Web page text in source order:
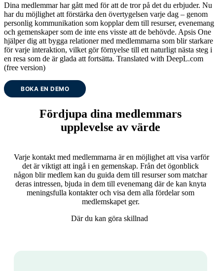
Dina medlemmar har gått med för att de tror på det du erbjuder. Nu
har du möjlighet att förstärka den övertygelsen varje dag – genom
personlig kommunikation som kopplar dem till resurser, evenemang
och gemenskaper som de inte ens visste att de behövde. Apsis One
hjälper dig att bygga relationer med medlemmarna som blir starkare
för varje interaktion, vilket gör förnyelse till ett naturligt nästa steg i
en resa som de är glada att fortsätta. Translated with DeepL.com
(free version)
BOKA EN DEMO
Fördjupa dina medlemmars
upplevelse av värde
Varje kontakt med medlemmarna är en möjlighet att visa varför
det är viktigt att ingå i en gemenskap. Från det ögonblick
någon blir medlem kan du guida dem till resurser som matchar
deras intressen, bjuda in dem till evenemang där de kan knyta
meningsfulla kontakter och visa dem alla fördelar som
medlemskapet ger.
Där du kan göra skillnad